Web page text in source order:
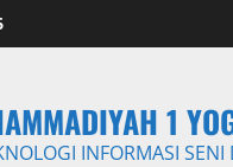
1
INFORMASI SENI